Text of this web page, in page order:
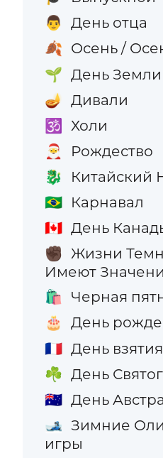
👨 День отца
🍂 Осень /
🌱 День Земли
🪔 Дивали
🕉️ Холи
🎅 Рождество
🐉 Китайский
🇧🇷 Карнавал
🇨🇦 День
✊🏿 Жизни
Имеют
🛍️ Черная
🎂 День
🇫🇷 День
☘️ День
🇦🇺 День
🎿 Зимние
игры